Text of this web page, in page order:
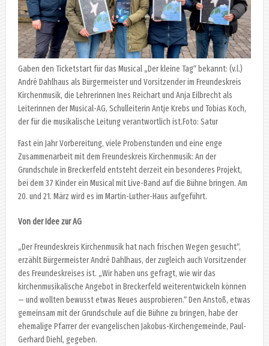
Gaben den Ticketstart für das Musical „Der kleine Tag“ bekannt: (v.l.)
André Dahlhaus als Bürgermeister und Vorsitzender im Freundeskreis
Kirchenmusik, die Lehrerinnen Ines Reichart und Anja Eilbrecht als
Leiterinnen der Musical-AG, Schulleiterin Antje Krebs und Tobias Koch,
der für die musikalische Leitung verantwortlich ist.Foto: Satur
Fast ein Jahr Vorbereitung, viele Probenstunden und eine enge
Zusammenarbeit mit dem Freundeskreis Kirchenmusik: An der
Grundschule in Breckerfeld entsteht derzeit ein besonderes Projekt,
bei dem 37 Kinder ein Musical mit Live-Band auf die Bühne bringen. Am
20. und 21. März wird es im Martin-Luther-Haus aufgeführt.
Von der Idee zur AG
„Der Freundeskreis Kirchenmusik hat nach frischen Wegen gesucht“,
erzählt Bürgermeister André Dahlhaus, der zugleich auch Vorsitzender
des Freundeskreises ist. „Wir haben uns gefragt, wie wir das
kirchenmusikalische Angebot in Breckerfeld weiterentwickeln können
— und wollten bewusst etwas Neues ausprobieren.“ Den Anstoß, etwas
gemeinsam mit der Grundschule auf die Bühne zu bringen, habe der
ehemalige Pfarrer der evangelischen Jakobus-Kirchengemeinde, Paul-
Gerhard Diehl, gegeben.